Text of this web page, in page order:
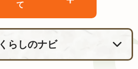
て
くらしのナビ